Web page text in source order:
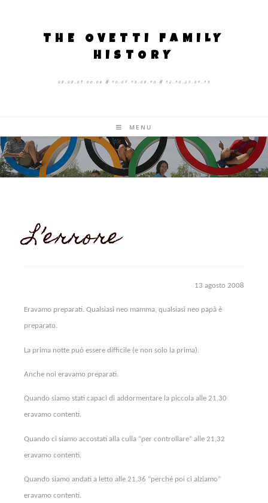
THE OVETTI FAMILY
HISTORY
08.08.09.00.06 # 10.07.13.08.40 # 12.10.25.04.13
MENU
L’errore
13 agosto 2008
Eravamo preparati. Qualsiasi neo mamma, qualsiasi neo papà è
preparato.
La prima notte può essere difficile (e non solo la prima).
Anche noi eravamo preparati.
Quando siamo stati capaci di addormentare la piccola alle 21,30
eravamo contenti.
Quando ci siamo accostati alla culla “per controllare” alle 21,32
eravamo contenti.
Quando siamo andati a letto alle 21,36 “perché poi ci alziamo”
eravamo contenti.